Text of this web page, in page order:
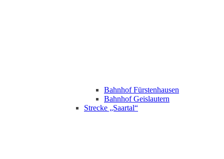
Bahnhof Fürstenhausen
Bahnhof Geislautern
Strecke „Saartal“